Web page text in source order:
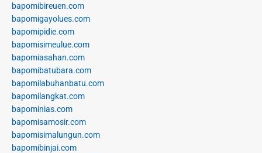
bapomibireuen.com
bapomigayolues.com
bapomipidie.com
bapomisimeulue.com
bapomiasahan.com
bapomibatubara.com
bapomilabuhanbatu.com
bapomilangkat.com
bapominias.com
bapomisamosir.com
bapomisimalungun.com
bapomibinjai.com